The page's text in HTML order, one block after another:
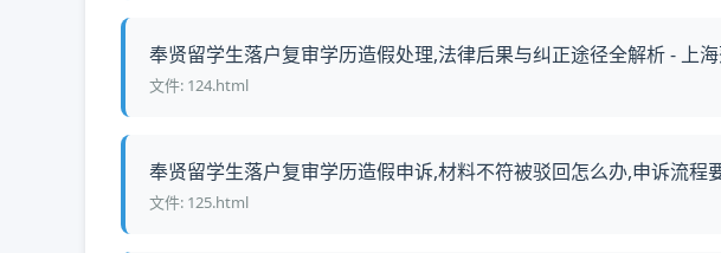
奉贤留学生落户复审学历造假处理,法律后果与纠正途径全解析 - 上
文件: 124.html
奉贤留学生落户复审学历造假申诉,材料不符被驳回怎么办,申诉流程
文件: 125.html